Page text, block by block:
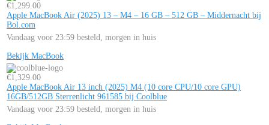
€1,299.00
Apple MacBook Air (2025) 13 – M4 – 16 GB – 512 GB – Middernacht bij
Bol.com
Vandaag voor 23:59 besteld, morgen in huis
Bekijk MacBook
€1,329.00
Apple MacBook Air 13 inch (2025) M4 (10 core CPU/10 core GPU)
16GB/512GB Sterrenlicht 961585 bij Coolblue
Vandaag voor 23:59 besteld, morgen in huis